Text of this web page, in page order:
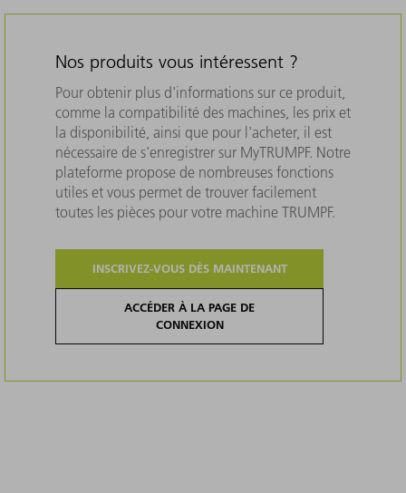
Nos produits vous intéressent ?
Pour obtenir plus d'informations sur ce produit,
comme la compatibilité des machines, les prix et
la disponibilité, ainsi que pour l'acheter, il est
nécessaire de s'enregistrer sur MyTRUMPF. Notre
plateforme propose de nombreuses fonctions
utiles et vous permet de trouver facilement
toutes les pièces pour votre machine TRUMPF.
INSCRIVEZ-VOUS DÈS MAINTENANT
ACCÉDER À LA PAGE DE
CONNEXION